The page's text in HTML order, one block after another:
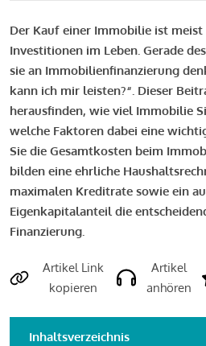
Der Kauf einer Immobilie ist
Investitionen im Leben. Gerade
sie an Immobilienfinanzierung
kann ich mir leisten?“. Dieser
herausfinden, wie viel Immobilie
welche Faktoren dabei eine
Sie die Gesamtkosten beim
bilden eine ehrliche
maximalen Kreditrate sowie ein
Eigenkapitalanteil die
Finanzierung.
Artikel Link
kopieren
Artikel
anhören
Inhaltsverzeichnis